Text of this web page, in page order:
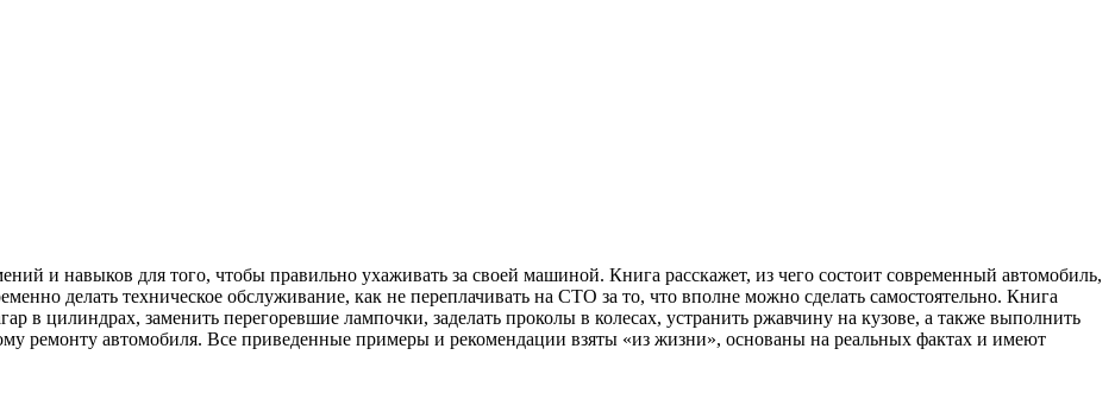
и навыков для того, чтобы правильно ухаживать за своей машиной. Книга расскажет, из чего состоит современный автомобиль,
делать техническое обслуживание, как не переплачивать на СТО за то, что вполне можно сделать самостоятельно. Книга
в цилиндрах, заменить перегоревшие лампочки, заделать проколы в колесах, устранить ржавчину на кузове, а также выполнить
ремонту автомобиля. Все приведенные примеры и рекомендации взяты «из жизни», основаны на реальных фактах и имеют